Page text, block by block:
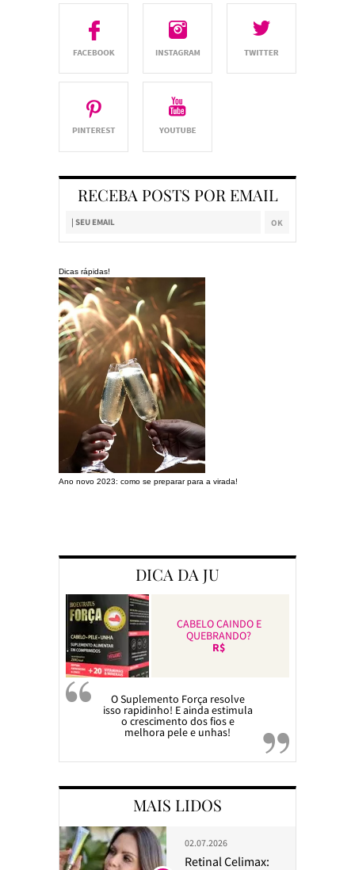
RECEBA POSTS POR EMAIL
Dicas rápidas!
Ano novo 2023: como se preparar para a virada!
DICA DA JU
CABELO CAINDO E
QUEBRANDO?
R$
O Suplemento Força resolve
isso rapidinho! E ainda estimula
o crescimento dos fios e
melhora pele e unhas!
MAIS LIDOS
02.07.2026
Retinal Celimax: